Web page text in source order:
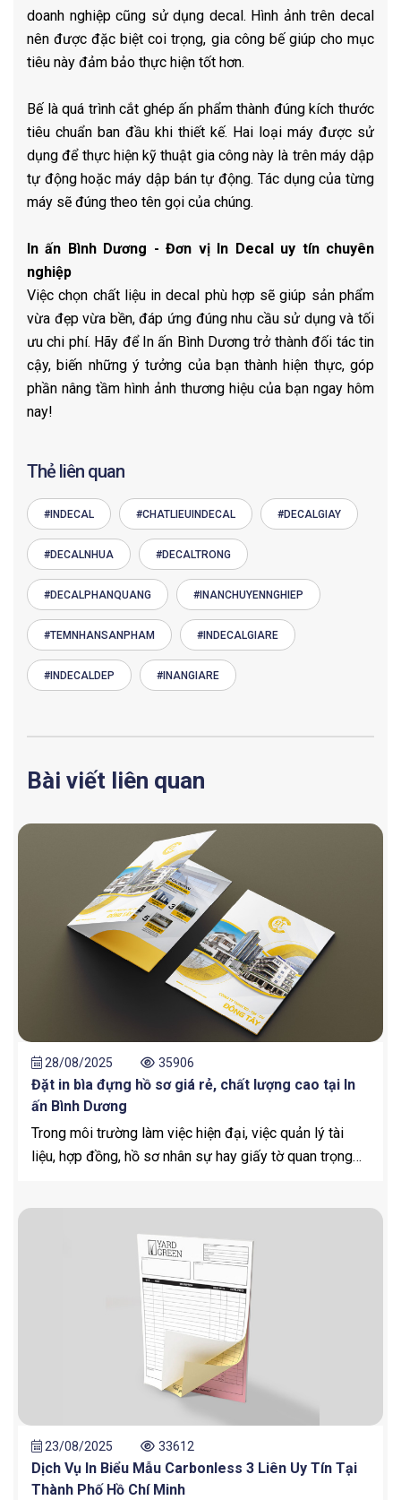
doanh nghiệp cũng sử dụng decal. Hình ảnh trên decal
nên được đặc biệt coi trọng, gia công bế giúp cho mục
tiêu này đảm bảo thực hiện tốt hơn.
Bế là quá trình cắt ghép ấn phẩm thành đúng kích thước
tiêu chuẩn ban đầu khi thiết kế. Hai loại máy được sử
dụng để thực hiện kỹ thuật gia công này là trên máy dập
tự động hoặc máy dập bán tự động. Tác dụng của từng
máy sẽ đúng theo tên gọi của chúng.
In ấn Bình Dương - Đơn vị In Decal uy tín chuyên
nghiệp
Việc chọn chất liệu in decal phù hợp sẽ giúp sản phẩm
vừa đẹp vừa bền, đáp ứng đúng nhu cầu sử dụng và tối
ưu chi phí. Hãy để In ấn Bình Dương trở thành đối tác tin
cậy, biến những ý tưởng của bạn thành hiện thực, góp
phần nâng tầm hình ảnh thương hiệu của bạn ngay hôm
nay!
Thẻ liên quan
#INDECAL #CHATLIEUINDECAL #DECALGIAY
#DECALNHUA #DECALTRONG
#DECALPHANQUANG #INANCHUYENNGHIEP
#TEMNHANSANPHAM #INDECALGIARE
#INDECALDEP #INANGIARE
Bài viết liên quan
28/08/2025 35906
Đặt in bìa đựng hồ sơ giá rẻ, chất lượng cao tại In
ấn Bình Dương
Trong môi trường làm việc hiện đại, việc quản lý tài
liệu, hợp đồng, hồ sơ nhân sự hay giấy tờ quan trọng
tài liệu được sắp xếp gọn gàng, chuyên nghiệp, bìa
đựng hồ sơ in logo thương hiệu còn góp phần khẳng
định hình ảnh uy tín của công ty. Nếu bạn đang tìm
kiếm dịch vụ in bìa đựng hồ sơ giá rẻ, chất lượng cao
tại Bình Dương, thì [In ấn Bình Dương] chính là địa chỉ
23/08/2025 33612
Dịch Vụ In Biểu Mẫu Carbonless 3 Liên Uy Tín Tại
Thành Phố Hồ Chí Minh